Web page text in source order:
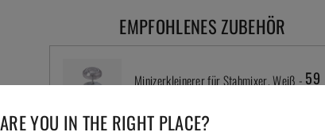
EMPFOHLENES ZUBEHÖR
Minizerkleinerer für Stabmixer, Weiß - 59
ARE YOU IN THE RIGHT PLACE?